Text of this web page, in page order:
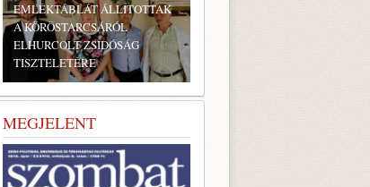
EMLÉKTÁBLÁT ÁLLÍTOTTAK
A KÖRÖSTARCSÁRÓL
ELHURCOLT ZSIDÓSÁG
TISZTELETÉRE
MEGJELENT